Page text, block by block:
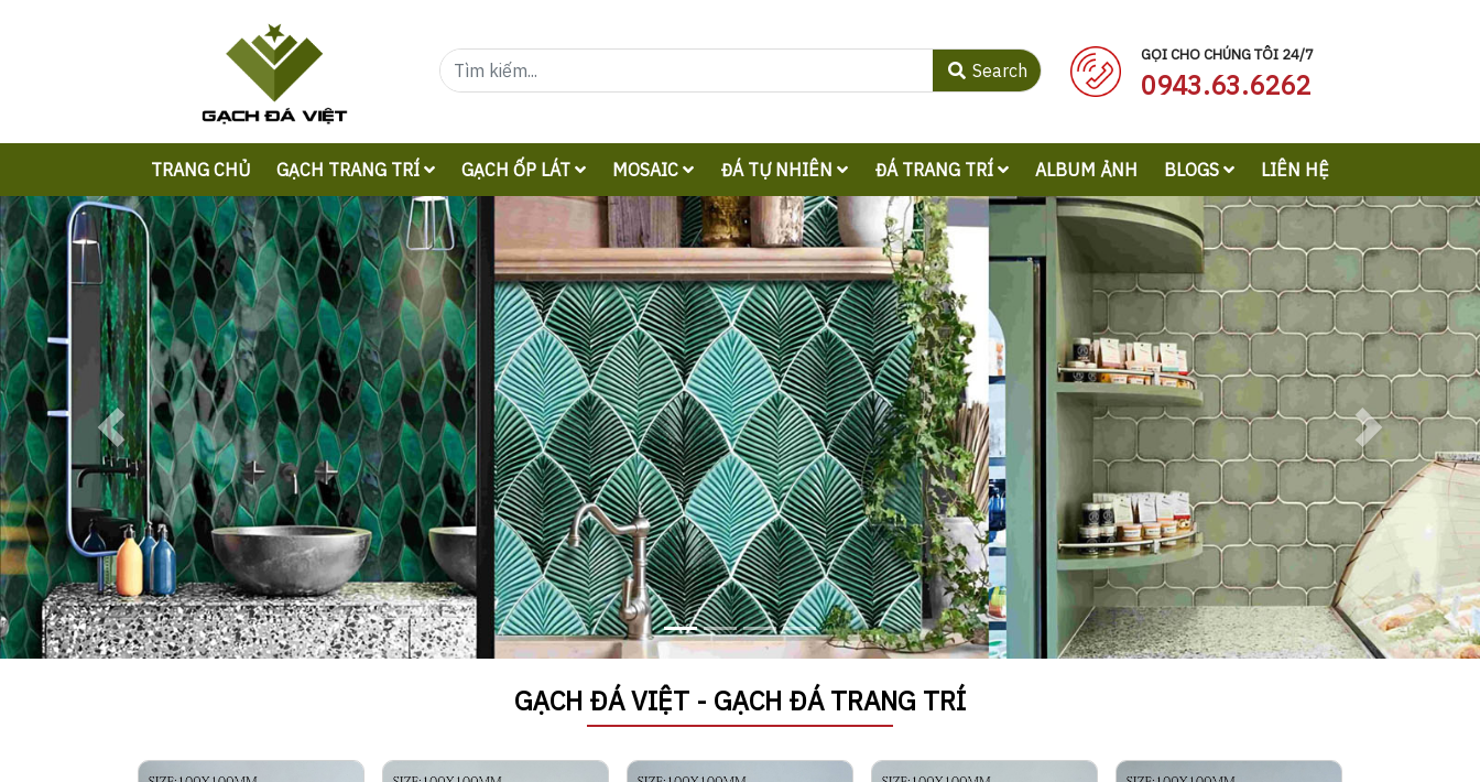
Search
GỌI CHO CHÚNG TÔI 24/7
0943.63.6262
TRANG CHỦ GẠCH TRANG TRÍ GẠCH ỐP LÁT MOSAIC ĐÁ TỰ NHIÊN ĐÁ TRANG TRÍ ALBUM ẢNH BLOGS LIÊN HỆ
Previous Next
GẠCH ĐÁ VIỆT - GẠCH ĐÁ TRANG TRÍ